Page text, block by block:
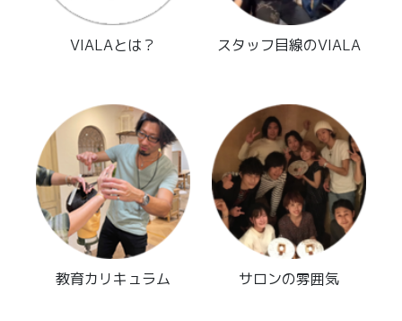
VIALAとは？ スタッフ目線のVIALA
教育カリキュラム サロンの雰囲気